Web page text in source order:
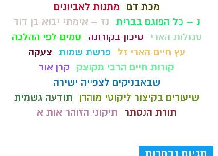
מכת דם
מתנות לאביונים
נ – כל הפוגם בברית נז – אימתי יבוא בן דוד
סגולות הארי
סיכון בקורונה
סמים לפי ההלכה
עץ חיים הארי זל
פרשת שמות צעקה
קורות חיים הרבי מקוצק
קרן אור
שבאבניקים לצפייה ישירה
שיעורים בקיצור ליקוטי מוהרן
תודעה גשמית
תורת הנסתר
תיקוני הזוהר אות א